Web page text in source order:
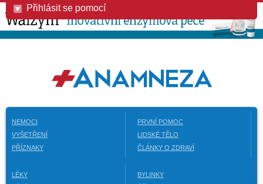
Přihlásit se pomocí
NEMOCI
VYŠETŘENÍ
PŘÍZNAKY
PRVNÍ POMOC
LIDSKÉ TĚLO
ČLÁNKY O ZDRAVÍ
LÉKY
BYLINKY